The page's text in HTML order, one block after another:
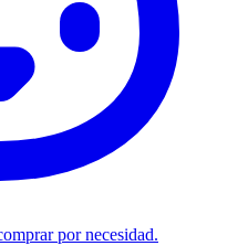
por necesidad.